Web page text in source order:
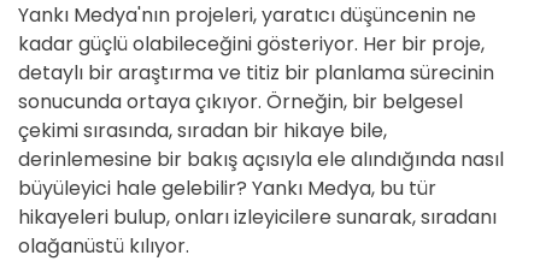
Yankı Medya'nın projeleri, yaratıcı düşüncenin ne
kadar güçlü olabileceğini gösteriyor. Her bir proje,
detaylı bir araştırma ve titiz bir planlama sürecinin
sonucunda ortaya çıkıyor. Örneğin, bir belgesel
çekimi sırasında, sıradan bir hikaye bile,
derinlemesine bir bakış açısıyla ele alındığında nasıl
büyüleyici hale gelebilir? Yankı Medya, bu tür
hikayeleri bulup, onları izleyicilere sunarak, sıradanı
olağanüstü kılıyor.